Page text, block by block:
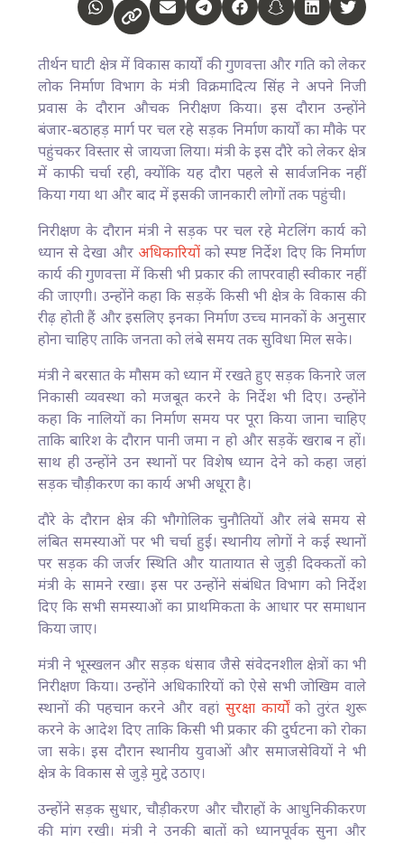
तीर्थन घाटी क्षेत्र में विकास कार्यों की गुणवत्ता और गति को लेकर
लोक निर्माण विभाग के मंत्री विक्रमादित्य सिंह ने अपने निजी
प्रवास के दौरान औचक निरीक्षण किया। इस दौरान उन्होंने
बंजार-बठाहड़ मार्ग पर चल रहे सड़क निर्माण कार्यों का मौके पर
पहुंचकर विस्तार से जायजा लिया। मंत्री के इस दौरे को लेकर क्षेत्र
में काफी चर्चा रही, क्योंकि यह दौरा पहले से सार्वजनिक नहीं
किया गया था और बाद में इसकी जानकारी लोगों तक पहुंची।
निरीक्षण के दौरान मंत्री ने सड़क पर चल रहे मेटलिंग कार्य को
ध्यान से देखा और अधिकारियोंको स्पष्ट निर्देश दिए कि निर्माण
कार्य की गुणवत्ता में किसी भी प्रकार की लापरवाही स्वीकार नहीं
की जाएगी। उन्होंने कहा कि सड़कें किसी भी क्षेत्र के विकास की
रीढ़ होती हैं और इसलिए इनका निर्माण उच्च मानकों के अनुसार
होना चाहिए ताकि जनता को लंबे समय तक सुविधा मिल सके।
मंत्री ने बरसात के मौसम को ध्यान में रखते हुए सड़क किनारे जल
निकासी व्यवस्था को मजबूत करने के निर्देश भी दिए। उन्होंने
कहा कि नालियों का निर्माण समय पर पूरा किया जाना चाहिए
ताकि बारिश के दौरान पानी जमा न हो और सड़कें खराब न हों।
साथ ही उन्होंने उन स्थानों पर विशेष ध्यान देने को कहा जहां
सड़क चौड़ीकरण का कार्य अभी अधूरा है।
दौरे के दौरान क्षेत्र की भौगोलिक चुनौतियों और लंबे समय से
लंबित समस्याओं पर भी चर्चा हुई। स्थानीय लोगों ने कई स्थानों
पर सड़क की जर्जर स्थिति और यातायात से जुड़ी दिक्कतों को
मंत्री के सामने रखा। इस पर उन्होंने संबंधित विभाग को निर्देश
दिए कि सभी समस्याओं का प्राथमिकता के आधार पर समाधान
किया जाए।
मंत्री ने भूस्खलन और सड़क धंसाव जैसे संवेदनशील क्षेत्रों का भी
निरीक्षण किया। उन्होंने अधिकारियों को ऐसे सभी जोखिम वाले
स्थानों की पहचान करने और वहां सुरक्षा कार्योंको तुरंत शुरू
करने के आदेश दिए ताकि किसी भी प्रकार की दुर्घटना को रोका
जा सके। इस दौरान स्थानीय युवाओं और समाजसेवियों ने भी
क्षेत्र के विकास से जुड़े मुद्दे उठाए।
उन्होंने सड़क सुधार, चौड़ीकरण और चौराहों के आधुनिकीकरण
की मांग रखी। मंत्री ने उनकी बातों को ध्यानपूर्वक सुना और